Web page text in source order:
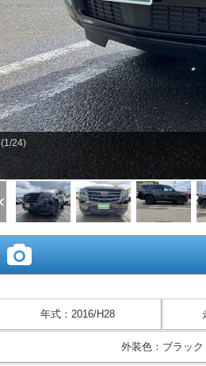
(1/24)
年式： 2016/H28
外装色： ブラック